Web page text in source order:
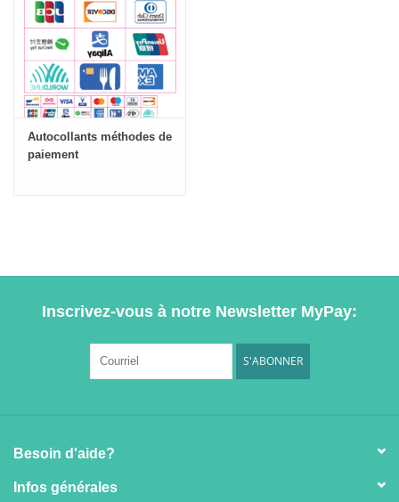
Autocollants méthodes de
paiement
Inscrivez-vous à notre Newsletter MyPay:
S'ABONNER
Besoin d'aide?
Infos générales